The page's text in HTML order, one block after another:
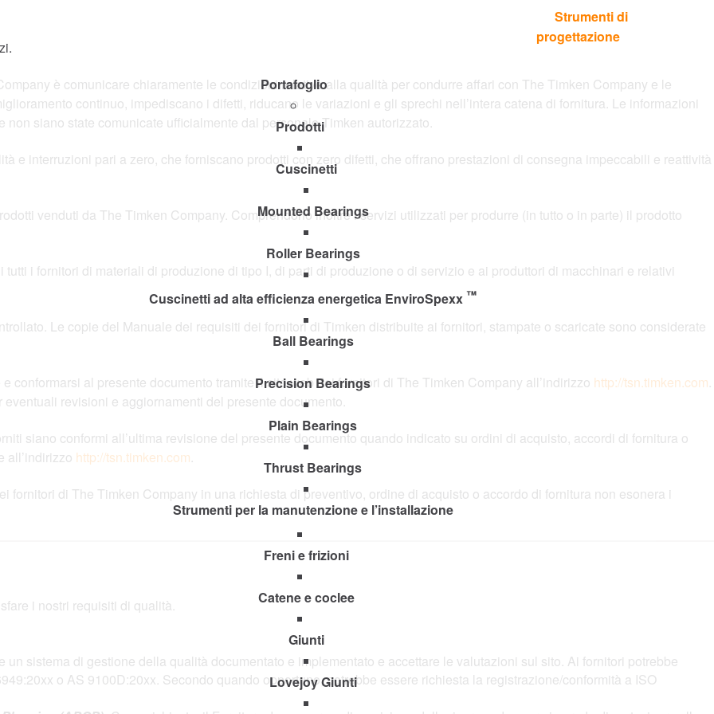
Languages
Strumenti di
progettazione
Portafoglio
Prodotti
Cuscinetti
Mounted Bearings
Roller Bearings
Cuscinetti ad alta efficienza energetica EnviroSpexx ™
Ball Bearings
Precision Bearings
Plain Bearings
Thrust Bearings
Strumenti per la manutenzione e l’installazione
Freni e frizioni
Catene e coclee
Giunti
Lovejoy Giunti
è comunicare chiaramente le condizioni relative alla qualità per condurre affari con The Timken Company e le
continuo, impediscano i difetti, riducano le variazioni e gli sprechi nell’intera catena di fornitura. Le informazioni
siano state comunicate ufficialmente dal personale Timken autorizzato.
e interruzioni pari a zero, che forniscano prodotti con zero difetti, che offrano prestazioni di consegna impeccabili e reattività
venduti da The Timken Company. Comprendono inoltre i servizi utilizzati per produrre (in tutto o in parte) il prodotto
i fornitori di materiali di produzione di tipo I, di parti di produzione o di servizio e ai produttori di macchinari e relativi
Le copie del Manuale dei requisiti dei fornitori di Timken distribuite ai fornitori, stampate o scaricate sono considerate
conformarsi al presente documento tramite il sito web dei fornitori di The Timken Company all’indirizzo http://tsn.timken.com.
revisioni e aggiornamenti del presente documento.
siano conformi all’ultima revisione del presente documento quando indicato su ordini di acquisto, accordi di fornitura o
all’indirizzo http://tsn.timken.com.
fornitori di The Timken Company in una richiesta di preventivo, ordine di acquisto o accordo di fornitura non esonera i
i nostri requisiti di qualità.
un sistema di gestione della qualità documentato e implementato e accettare le valutazioni sul sito. Ai fornitori potrebbe
o AS 9100D:20xx. Secondo quando opportuno, potrebbe essere richiesta la registrazione/conformità a ISO